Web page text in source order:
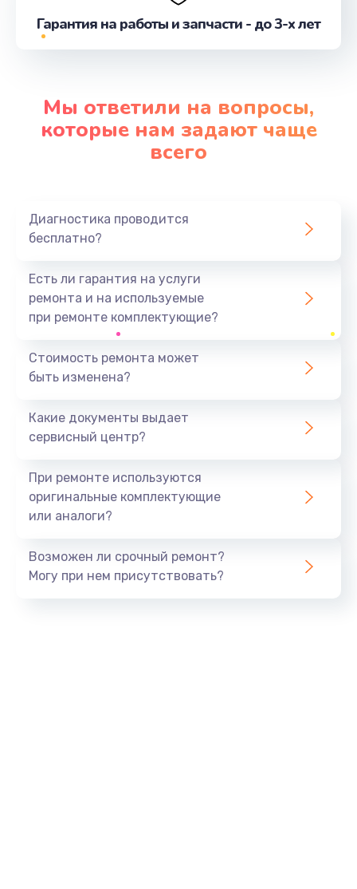
Заказать
от 2500 руб.
Заказать
Заказать
от 1050 руб.
Заказать
Замена ТЭНа
Заказать
от 1200 руб.
Заказать
Гарантия на работы и запчасти - до 3-х лет
Мы ответили на вопросы,
которые нам задают чаще
всего
Диагностика проводится
бесплатно?
Есть ли гарантия на услуги
ремонта и на используемые
при ремонте комплектующие?
Стоимость ремонта может
быть изменена?
Какие документы выдает
сервисный центр?
При ремонте используются
оригинальные комплектующие
или аналоги?
Возможен ли срочный ремонт?
Могу при нем присутствовать?